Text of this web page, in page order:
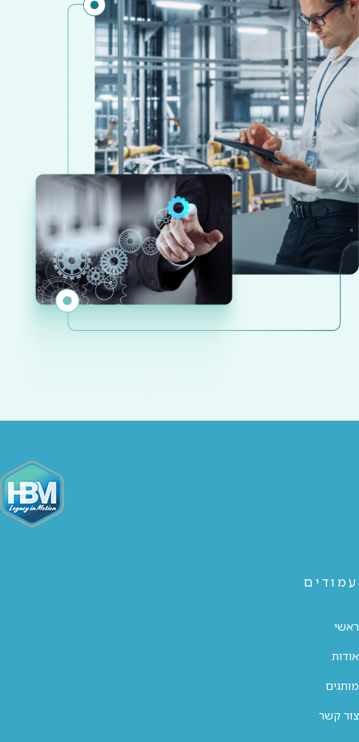
עמודים
ראשי
אודות
מותגים
צור קשר